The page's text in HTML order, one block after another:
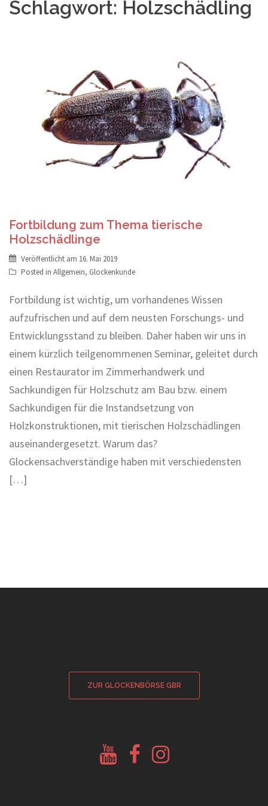
Schlagwort: Holzschädling
Fortbildung zum Thema tierische
Holzschädlinge
Veröffentlicht am 16. Mai 2019
Posted in Allgemein, Glockenkunde
Fortbildung ist wichtig, um vorhandenes Wissen
aufzufrischen und auf dem neusten Forschungs- und
Entwicklungsstand zu bleiben. Daher haben wir uns in
einem kürzlich teilgenommenen Seminar, geleitet durch
einen Restaurator im Zimmerhandwerk und
Sachkundigen für Holzschutz am Bau bzw. einem
Sachkundigen für die Instandsetzung von
Holzkonstruktionen, mit tierischen Holzschädlingen
auseinandergesetzt. Warum das?
Glockensachverständige haben mit verschiedensten
[…]
ZUR GLOCKENBÖRSE GBR
Youtube
Glockenberatung
Facebook
Glockenbörse
Instagram
Glockenbörse